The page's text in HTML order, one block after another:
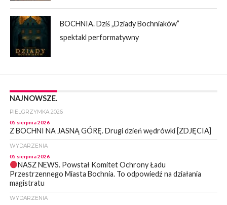
BOCHNIA. Dziś „Dziady Bochniaków”
spektakl performatywny
NAJNOWSZE.
PIELGRZYMKA 2026
05 sierpnia 2026
Z BOCHNI NA JASNĄ GÓRĘ. Drugi dzień wędrówki [ZDJĘCIA]
WYDARZENIA
05 sierpnia 2026
NASZ NEWS. Powstał Komitet Ochrony Ładu
Przestrzennego Miasta Bochnia. To odpowiedź na działania
magistratu
WYDARZENIA